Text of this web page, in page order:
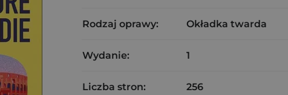
Rodzaj oprawy: Okładka twarda
Wydanie: 1
Liczba stron: 256